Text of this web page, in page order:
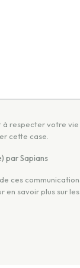
respecter votre
cette case.
par Sapians
ces
en savoir plus sur